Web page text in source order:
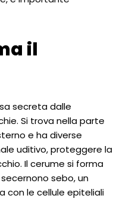
il
secreta dalle
Si trova nella parte
e ha diverse
uditivo, proteggere la
Il cerume si forma
sebo, un
con le cellule epiteliali